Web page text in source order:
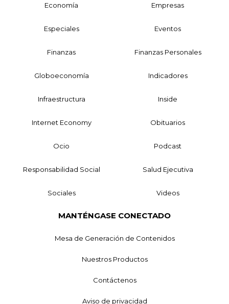
Economía Empresas
Especiales Eventos
Finanzas Finanzas Personales
Globoeconomía Indicadores
Infraestructura Inside
Internet Economy Obituarios
Ocio Podcast
Responsabilidad Social Salud Ejecutiva
Sociales Videos
MANTÉNGASE CONECTADO
Mesa de Generación de Contenidos
Nuestros Productos
Contáctenos
Aviso de privacidad